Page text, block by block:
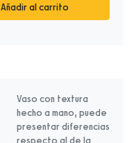
Añadir al carrito
Vaso con textura
hecho a mano, puede
presentar diferencias
respecto al de la